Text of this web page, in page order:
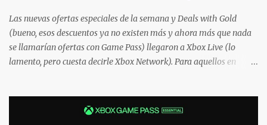
Las nuevas ofertas especiales de la semana y Deals with Gold
(bueno, esos descuentos ya no existen más y ahora más que nada
se llamarían ofertas con Game Pass) llegaron a Xbox Live (lo
lamento, pero cuesta decirle Xbox Network). Para aquellos en
jugarlos y mantener un progreso compartido en Windows PC y
Xbox, y tenemos un listado de juegos compatibles por acá . ¿Aún